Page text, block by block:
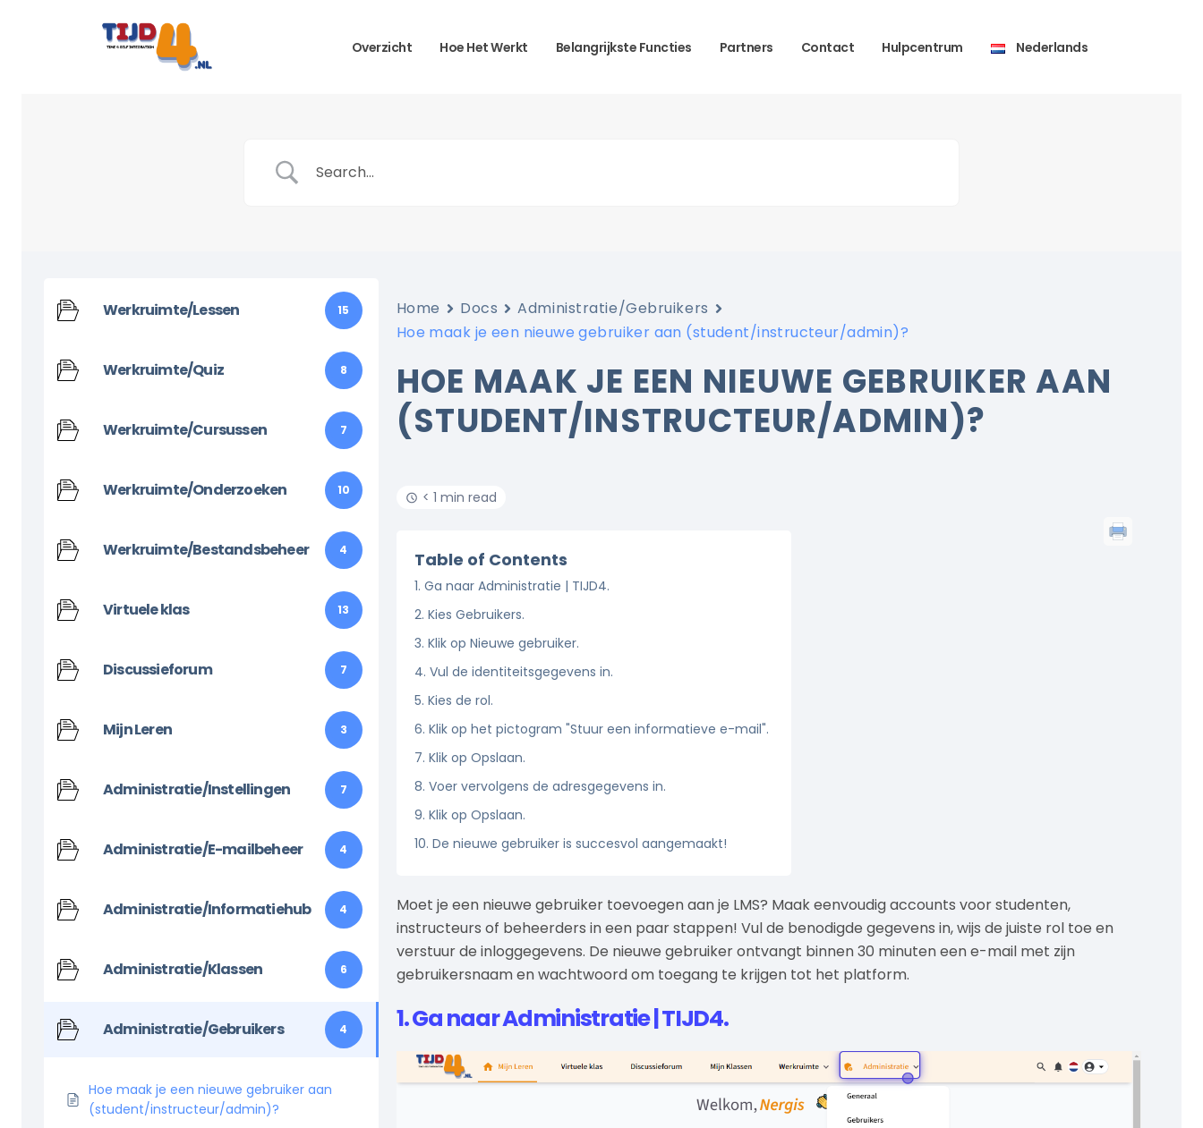
Overzicht Hoe Het Werkt Belangrijkste Functies Partners Contact Hulpcentrum Nederlands
Werkruimte/Lessen 15
Werkruimte/Quiz 8
Werkruimte/Cursussen 7
Werkruimte/Onderzoeken 10
Werkruimte/Bestandsbeheer 4
Virtuele klas 13
Discussieforum 7
Mijn Leren 3
Administratie/Instellingen 7
Administratie/E-mailbeheer 4
Administratie/Informatiehub 4
Administratie/Klassen 6
Administratie/Gebruikers 4
Hoe maak je een nieuwe gebruiker aan
(student/instructeur/admin)?
Home Docs
Administratie/Gebruikers
Hoe maak je een nieuwe gebruiker aan (student/instructeur/admin)?
HOE MAAK JE EEN NIEUWE GEBRUIKER AAN
(STUDENT/INSTRUCTEUR/ADMIN)?
< 1 min read
Table of Contents
1. Ga naar Administratie | TIJD4.
2. Kies Gebruikers.
3. Klik op Nieuwe gebruiker.
4. Vul de identiteitsgegevens in.
5. Kies de rol.
6. Klik op het pictogram "Stuur een informatieve e-mail".
7. Klik op Opslaan.
8. Voer vervolgens de adresgegevens in.
9. Klik op Opslaan.
10. De nieuwe gebruiker is succesvol aangemaakt!
Moet je een nieuwe gebruiker toevoegen aan je LMS? Maak eenvoudig accounts voor studenten,
instructeurs of beheerders in een paar stappen! Vul de benodigde gegevens in, wijs de juiste rol toe en
verstuur de inloggegevens. De nieuwe gebruiker ontvangt binnen 30 minuten een e-mail met zijn
gebruikersnaam en wachtwoord om toegang te krijgen tot het platform.
1. Ga naar Administratie | TIJD4.